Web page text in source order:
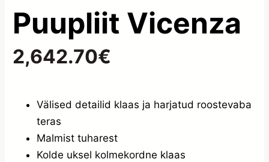
Puupliit Vicenza
2,642.70€
Välised detailid klaas ja harjatud roostevaba
teras
Malmist tuharest
Kolde uksel kolmekordne klaas